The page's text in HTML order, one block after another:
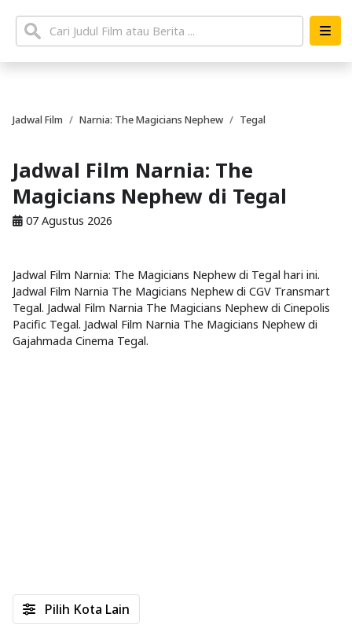
Jadwal Film Narnia: The Magicians Nephew Tegal
Jadwal Film Narnia: The
Magicians Nephew di Tegal
07 Agustus 2026
Jadwal Film Narnia: The Magicians Nephew di Tegal hari ini.
Jadwal Film Narnia The Magicians Nephew di CGV Transmart
Tegal. Jadwal Film Narnia The Magicians Nephew di Cinepolis
Pacific Tegal. Jadwal Film Narnia The Magicians Nephew di
Gajahmada Cinema Tegal.
Pilih Kota Lain